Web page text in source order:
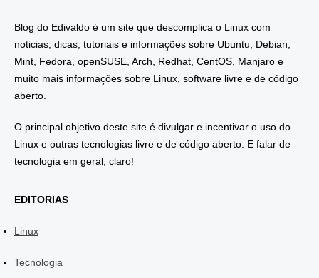
Blog do Edivaldo é um site que descomplica o Linux com
noticias, dicas, tutoriais e informações sobre Ubuntu, Debian,
Mint, Fedora, openSUSE, Arch, Redhat, CentOS, Manjaro e
muito mais informações sobre Linux, software livre e de código
aberto.
O principal objetivo deste site é divulgar e incentivar o uso do
Linux e outras tecnologias livre e de código aberto. E falar de
tecnologia em geral, claro!
EDITORIAS
Linux
Tecnologia